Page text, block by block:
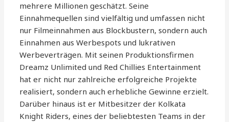
mehrere Millionen geschätzt. Seine
Einnahmequellen sind vielfältig und umfassen nicht
nur Filmeinnahmen aus Blockbustern, sondern auch
Einnahmen aus Werbespots und lukrativen
Werbeverträgen. Mit seinen Produktionsfirmen
Dreamz Unlimited und Red Chillies Entertainment
hat er nicht nur zahlreiche erfolgreiche Projekte
realisiert, sondern auch erhebliche Gewinne erzielt.
Darüber hinaus ist er Mitbesitzer der Kolkata
Knight Riders, eines der beliebtesten Teams in der